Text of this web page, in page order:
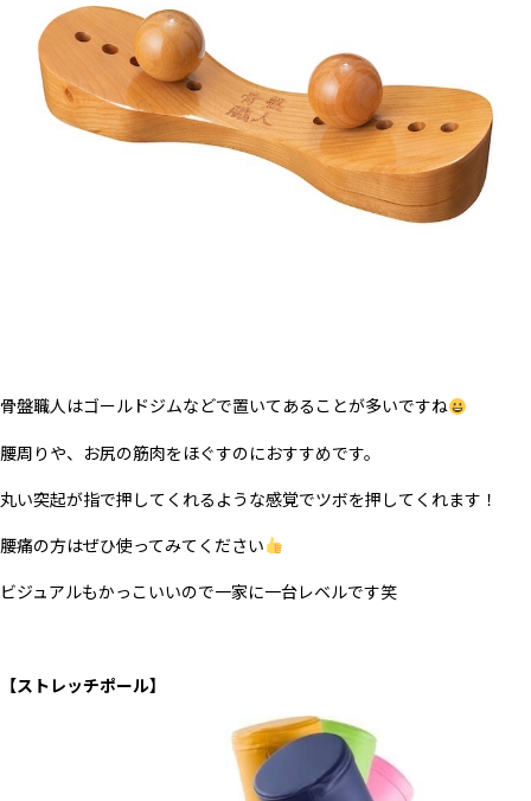
骨盤職人はゴールドジムなどで置いてあることが多いですね
腰周りや、お尻の筋肉をほぐすのにおすすめです。
丸い突起が指で押してくれるような感覚でツボを押してくれます！
腰痛の方はぜひ使ってみてください
ビジュアルもかっこいいので一家に一台レベルです笑
【ストレッチポール】